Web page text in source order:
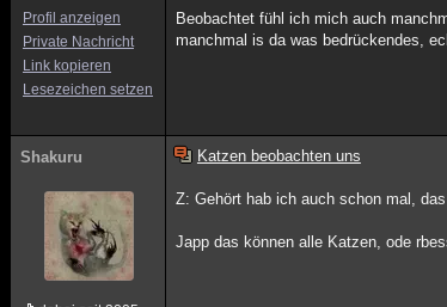
Profil anzeigen
Private Nachricht
Link kopieren
Lesezeichen setzen
Beobachtet fühl ich mich auch
manchmal is da was bedrückendes,
Shakuru Katzen beobachten uns
Z: Gehört hab ich auch schon mal,
Japp das können alle Katzen, ode